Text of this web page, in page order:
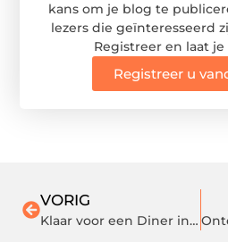
kans om je blog te
lezers die geïnteresseerd
Registreer en laat
Registreer u
VORIG
Klaar voor een Diner in Stijl? Hier is wat je nodig hebt